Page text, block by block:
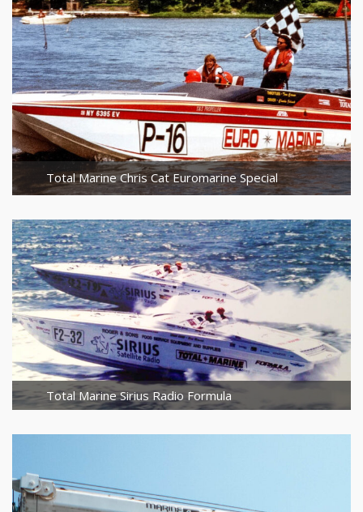
Total Marine Chris Cat Euromarine Special
Total Marine Sirius Radio Formula